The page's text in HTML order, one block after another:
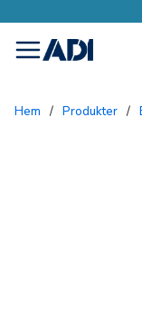
menu
Hem / Produkter /